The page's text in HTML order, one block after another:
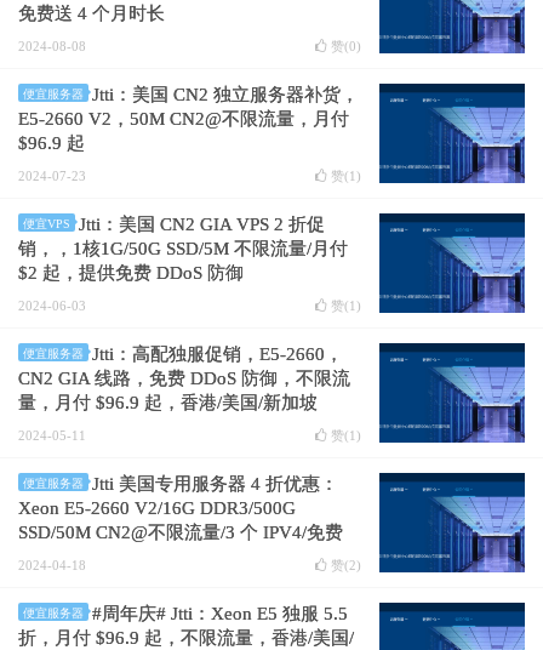
免费送 4 个月时长
2024-08-08 赞(0)
便宜服务器
Jtti：美国 CN2 独立服务器补货，
E5-2660 V2，50M CN2@不限流量，月付
$96.9 起
2024-07-23 赞(1 )
便宜VPS
Jtti：美国 CN2 GIA VPS 2 折促
销，，1核1G/50G SSD/5M 不限流量/月付
$2 起，提供免费 DDoS 防御
2024-06-03 赞(1 )
便宜服务器
Jtti：高配独服促销，E5-2660，
CN2 GIA 线路，免费 DDoS 防御，不限流
量，月付 $96.9 起，香港/美国/新加坡
2024-05-11 赞(1 )
便宜服务器
Jtti 美国专用服务器 4 折优惠：
Xeon E5-2660 V2/16G DDR3/500G
SSD/50M CN2@不限流量/3 个 IPV4/免费
DDoS 防御/月付 $96.9 起
2024-04-18 赞(2)
便宜服务器
#周年庆# Jtti：Xeon E5 独服 5.5
折，月付 $96.9 起，不限流量，香港/美国/